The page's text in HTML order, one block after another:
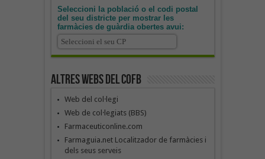
Seleccioni la població o el codi postal
del seu districte per mostrar les
farmàcies de guàrdia obertes avui:
Altres webs del COFB
Web del col·legi
Web de col·legiats (BBS)
Farmaceuticonline.com
Farmaguia.net Localitzador de farmàcies i
dels seus serveis